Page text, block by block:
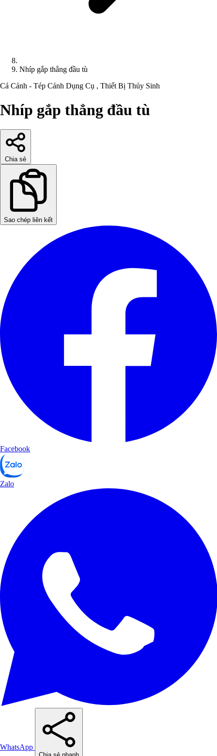
Nhíp gắp thẳng đầu tù
Cá Cảnh - Tép Cảnh Dụng Cụ , Thiết Bị Thủy Sinh
Nhíp gắp thẳng đầu tù
Chia sẻ
Sao chép liên kết
Facebook
Zalo
WhatsApp